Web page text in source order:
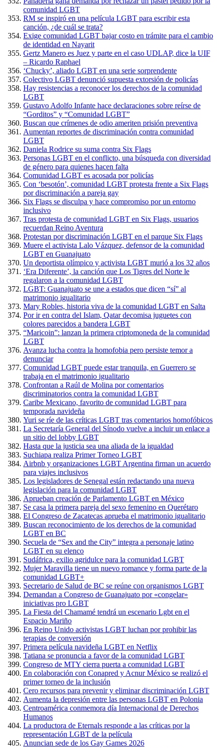
comunidad LGBT
RM se inspiró en una película LGBT para escribir esta
canción, ¿de cuál se trata?
Exige comunidad LGBT bajar costo en trámite para el cambio
de identidad en Nayarit
Gertz Manero es Juez y parte en el caso UDLAP, dice la UIF
– Ricardo Raphael
‘Chucky’, aliado LGBT en una serie sorprendente
Colectivo LGBT denunció supuesta extorsión de policías
Hay resistencias a reconocer los derechos de la comunidad
LGBT
Gustavo Adolfo Infante hace declaraciones sobre reírse de
“Gorditos” y “Comunidad LGBT”
Buscan que crímenes de odio ameriten prisión preventiva
Aumentan reportes de discriminación contra comunidad
LGBT
Daniela Rodrice su suma contra Six Flags
Personas LGBT en el conflicto, una búsqueda con diversidad
de género para quienes hacen falta
Comunidad LGBT es acosada por policías
Con ‘besotón’, comunidad LGBT protesta frente a Six Flags
por discriminación a pareja gay
Six Flags se disculpa y hace compromiso por un entorno
inclusivo
Tras protesta de comunidad LGBT en Six Flags, usuarios
recuerdan Reino Aventura
Protestan por discriminación LGBT en el parque Six Flags
Muere el activista Lalo Vázquez, defensor de la comunidad
LGBT en Guanajuato
Un deportista olímpico y activista LGBT murió a los 32 años
‘Era Diferente’, la canción que Los Tigres del Norte le
regalaron a la comunidad LGBT
LGBT: Guanajuato se une a estados que dicen “sí” al
matrimonio igualitario
Mary Robles, historia viva de la comunidad LGBT en Salta
Por ir en contra del Islam, Qatar decomisa juguetes con
colores parecidos a bandera LGBT
“Maricoin”: lanzan la primera criptomoneda de la comunidad
LGBT
Avanza lucha contra la homofobia pero persiste temor a
denunciar
Comunidad LGBT puede estar tranquila, en Guerrero se
trabaja en el matrimonio igualitario
Confrontan a Raúl de Molina por comentarios
discriminatorios contra la comunidad LGBT
Caribe Mexicano, favorito de comunidad LGBT para
temporada navideña
Yuri se ríe de las críticas LGBT tras comentarios homofóbicos
La Secretaría General del Sínodo vuelve a incluir un enlace a
un sitio del lobby LGBT
Hasta que la justicia sea una aliada de la igualdad
Suchiapa realiza Primer Torneo LGBT
Airbnb y organizaciones LGBT Argentina firman un acuerdo
para viajes inclusivos
Los legisladores de Senegal están redactando una nueva
legislación para la comunidad LGBT
Aprueban creación de Parlamento LGBT en México
Se casa la primera pareja del sexo femenino en Querétaro
El Congreso de Zacatecas aprueba el matrimonio igualitario
Buscan reconocimiento de los derechos de la comunidad
LGBT en BC
Secuela de “Sex and the City” integra a personaje latino
LGBT en su elenco
Sudáfrica, exilio agridulce para la comunidad LGBT
Mujer Maravilla tiene un nuevo romance y forma parte de la
comunidad LGBT+
Secretario de Salud de BC se reúne con organismos LGBT
Demandan a Congreso de Guanajuato por «congelar»
iniciativas pro LGBT
La Fiesta del Chamamé tendrá un escenario Lgbt en el
Espacio Mariño
En Reino Unido activistas LGBT luchan por prohibir las
terapias de conversión
Primera película navideña LGBT en Netflix
Tatiana se pronuncia a favor de la comunidad LGBT
Congreso de MTY cierra puerta a comunidad LGBT
En colaboración con Conapred y Acnur México se realizó el
primer torneo de la inclusión
Cero recursos para prevenir y eliminar discriminación LGBT
Aumenta la depresión entre las personas LGBT en Polonia
Centroamérica conmemora día Internacional de Derechos
Humanos
La productora de Eternals responde a las críticas por la
representación LGBT de la película
Anuncian sede de los Gay Games 2026